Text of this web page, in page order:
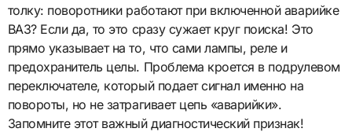
толку: поворотники работают при включенной аварийке
ВАЗ? Если да, то это сразу сужает круг поиска! Это
прямо указывает на то, что сами лампы, реле и
предохранитель целы. Проблема кроется в подрулевом
переключателе, который подает сигнал именно на
повороты, но не затрагивает цепь «аварийки».
Запомните этот важный диагностический признак!